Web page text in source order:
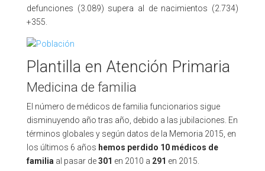
defunciones (3.089) supera al de nacimientos (2.734)
+355.
Plantilla en Atención Primaria
Medicina de familia
El número de médicos de familia funcionarios sigue
disminuyendo año tras año, debido a las jubilaciones. En
términos globales y según datos de la Memoria 2015, en
los últimos 6 años hemos perdido 10 médicos de
familia al pasar de301 en 2010 a 291 en 2015.